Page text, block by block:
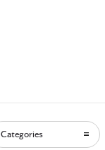
Categories